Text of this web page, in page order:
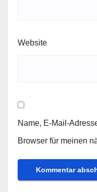
Website
Name, E-Mail-
Browser für meinen